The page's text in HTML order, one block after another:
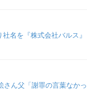
名を『株式会社バルス』
さん父「謝罪の言葉なかっ